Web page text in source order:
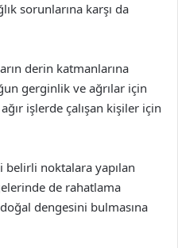
sorunlarına karşı da
derin katmanlarına
gerginlik ve ağrılar için
işlerde çalışan kişiler için
noktalara yapılan
de rahatlama
dengesini bulmasına